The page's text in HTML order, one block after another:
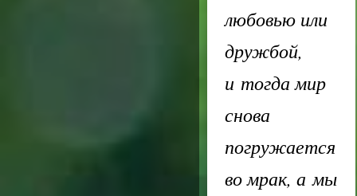
любовью или
дружбой,
и тогда мир
снова
погружается
во мрак, а мы